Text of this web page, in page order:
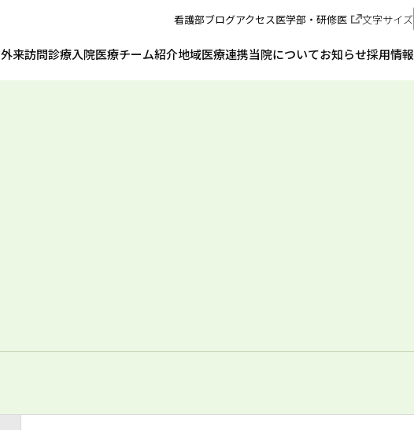
看護部ブログアクセス医学部・研修医 文字サイズ
外来訪問診療入院医療チーム紹介地域医療連携当院についてお知らせ採用情報